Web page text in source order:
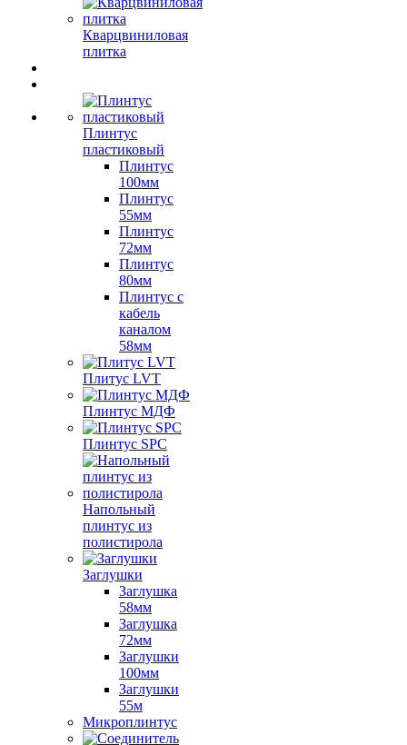
Кварцвиниловая
плитка
Плинтус
пластиковый
Плинтус
100мм
Плинтус
55мм
Плинтус
72мм
Плинтус
80мм
Плинтус с
кабель
каналом
58мм
Плитус LVT
Плинтус МДФ
Плинтус SPC
Напольный
плинтус из
полистирола
Заглушки
Заглушка
58мм
Заглушка
72мм
Заглушки
100мм
Заглушки
55м
Микроплинтус